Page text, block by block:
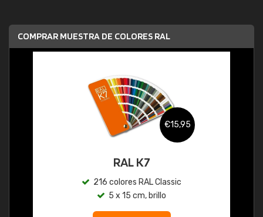
COMPRAR MUESTRA DE COLORES RAL
€15,95
RAL K7
216 colores RAL Classic
5 x 15 cm, brillo